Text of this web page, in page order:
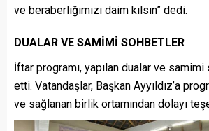
ve beraberliğimizi daim kılsın” dedi.
DUALAR VE SAMİMİ SOHBETLER
İftar programı, yapılan dualar ve
etti. Vatandaşlar, Başkan Ayyıldız’a
ve sağlanan birlik ortamından dolayı